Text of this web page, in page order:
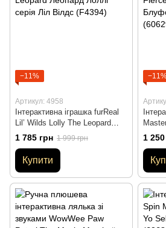
−11%
Артикул: 4958
Інтерактивна іграшка furReal
Lil’ Wilds Lolly The Leopard
Леопард Лоллі серія Ліл
Вілдс (F4394)
1 785 грн 1 999 грн
Купити
1